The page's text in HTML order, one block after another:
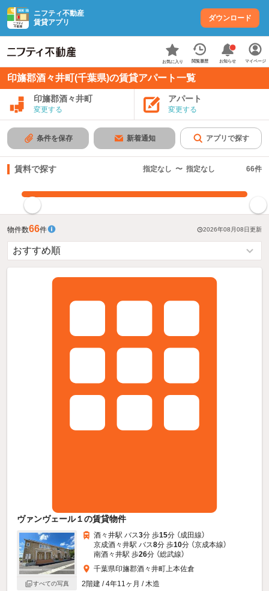
ニフティ不動産
賃貸アプリ
ダウンロード
お気に入り 閲覧履歴 お知らせ マイページ
印旛郡酒々井町(千葉県)の賃貸アパート一覧
印旛郡酒々井町
変更する
アパート
変更する
条件を保存 新着通知 アプリで探す
賃料で探す 指定なし 〜 指定なし 66件
物件数66件 2026年08月08日更新
ヴァンヴェール１の賃貸物件
すべての写真
酒々井駅 バス3分 歩15分 （成田線）
京成酒々井駅 バス8分 歩10分 （京成本線）
南酒々井駅 歩26分 （総武線）
千葉県印旛郡酒々井町上本佐倉
2階建 / 4年11ヶ月 / 木造